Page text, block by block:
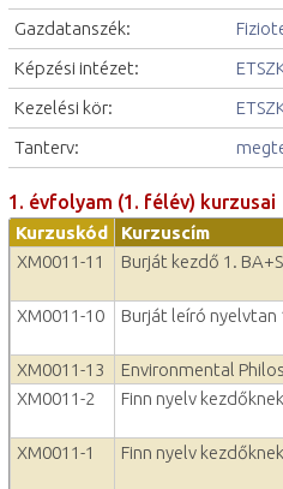
Gazdatanszék:
Képzési intézet:
Kezelési kör:
Tanterv:
1. évfolyam (1. félév) kurzusai
Kurzuskód Kurzuscím
XM0011-11
Burját kezdő 1.
XM0011-10
Burját leíró nyelvtan
XM0011-13
Environmental
XM0011-2
Finn nyelv
XM0011-1
Finn nyelv